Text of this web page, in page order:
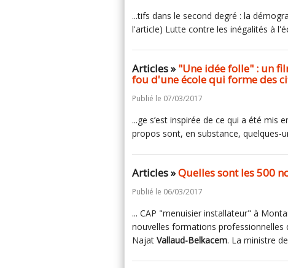
...tifs dans le second degré : la
l'article) Lutte contre les inégalités à
Articles »"Une idée folle" : un
fou d'une école qui forme des
Publié le 07/03/2017
...ge s’est inspirée de ce qui a été mis
propos sont, en substance, quelques-
Articles »Quelles sont les 500
Publié le 06/03/2017
... CAP "menuisier installateur" à
nouvelles formations professionnelles
Najat Vallaud-Belkacem. La ministre